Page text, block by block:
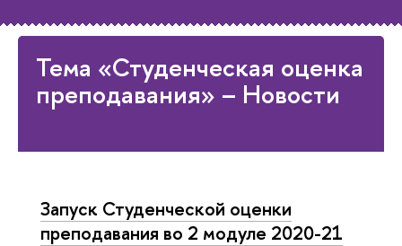
Тема «Студенческая оценка
преподавания» – Новости
Запуск Студенческой оценки
преподавания во 2 модуле 2020-21